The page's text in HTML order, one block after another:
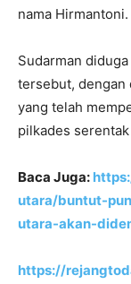
nama Hirmantoni.
Sudarman
tersebut, dengan
yang telah
pilkades
Baca Juga:
utara/buntut-
utara-akan-
https://